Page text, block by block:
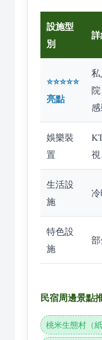
設施型
別
⭐️⭐️⭐️⭐️⭐️
亮點
娛樂裝
置
生活設
施
特色設
施
民宿周邊景點
桃米生態村（